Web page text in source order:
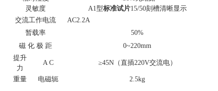
灵敏度
A1型标准试片15/50刻槽清晰显示
交流工作电流
AC2.2A
暂载率
50%
磁 化 极 距
0~220mm
提升
力
A C ≥45N（直插220V交流电）
重量 电磁轭 2. 5kg